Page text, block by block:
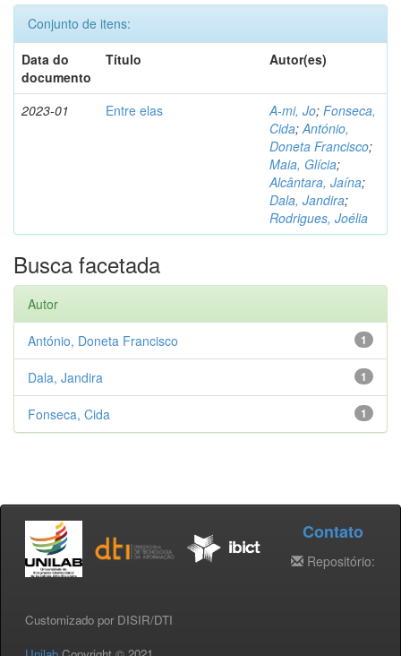
Conjunto de itens:
Data do
documento
Título Autor(es)
2023-01 Entre elas A-mi, Jo; Fonseca,
Cida;António,
Doneta Francisco;
Maia, Glícia;
Alcântara, Jaína;
Dala, Jandira;
Rodrigues, Joélia
Busca facetada
Autor
1
António, Doneta Francisco
1
Dala, Jandira
1
Fonseca, Cida
Customizado por DISIR/DTI
Contato
Repositório: